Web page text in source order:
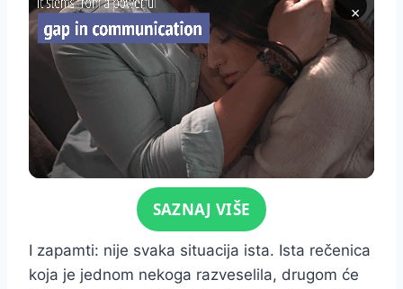
×
Click for soundSAZNAJ VIŠE
I zapamti: nije svaka situacija ista. Ista rečenica
koja je jednom nekoga razveselila, drugom će